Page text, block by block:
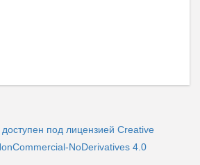
доступен под лицензией Creative
NoDerivatives 4.0